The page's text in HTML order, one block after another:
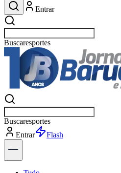
Entrar
Buscarpolítica
Buscarpolítica
Entrar
Explorar